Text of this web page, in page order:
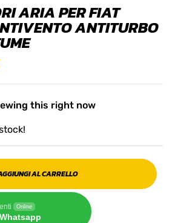
ARIA PER FIAT
ANTITURBO
this right now
AL CARRELLO
Online